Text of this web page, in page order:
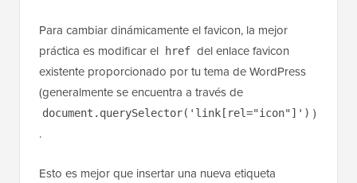
Para cambiar dinámicamente el favicon, la mejor
práctica es modificar el
href del enlace favicon
existente proporcionado por tu tema de WordPress
(generalmente se encuentra a través de
document.querySelector('link[rel="icon"]') )
.
Esto es mejor que insertar una nueva etiqueta